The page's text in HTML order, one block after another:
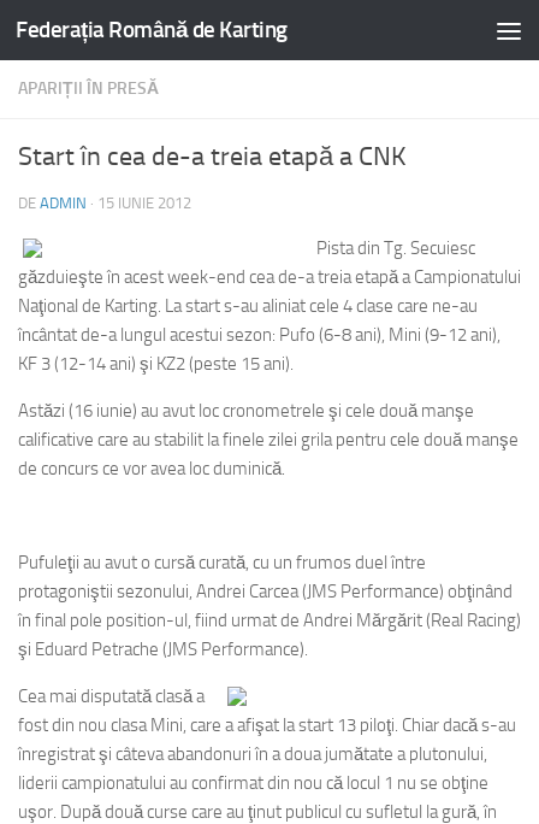
Federația Română de Karting
APARIȚII ÎN PRESĂ
Start în cea de-a treia etapă a CNK
DE ADMIN · 15 IUNIE 2012
Pista din Tg. Secuiesc
găzduieşte în acest week-end cea de-a treia etapă a Campionatului
Naţional de Karting. La start s-au aliniat cele 4 clase care ne-au
încântat de-a lungul acestui sezon: Pufo (6-8 ani), Mini (9-12 ani),
KF 3 (12-14 ani) şi KZ2 (peste 15 ani).
Astăzi (16 iunie) au avut loc cronometrele şi cele două manşe
calificative care au stabilit la finele zilei grila pentru cele două manşe
de concurs ce vor avea loc duminică.
Pufuleţii au avut o cursă curată, cu un frumos duel între
protagoniştii sezonului, Andrei Carcea (JMS Performance) obţinând
în final pole position-ul, fiind urmat de Andrei Mărgărit (Real Racing)
şi Eduard Petrache (JMS Performance).
Cea mai disputată clasă a
fost din nou clasa Mini, care a afişat la start 13 piloţi. Chiar dacă s-au
înregistrat şi câteva abandonuri în a doua jumătate a plutonului,
liderii campionatului au confirmat din nou că locul 1 nu se obţine
uşor. După două curse care au ţinut publicul cu sufletul la gură, în